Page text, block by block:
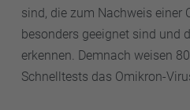
sind, die zum Nachweis einer
besonders geeignet sind und
erkennen. Demnach weisen
Schnelltests das Omikron-